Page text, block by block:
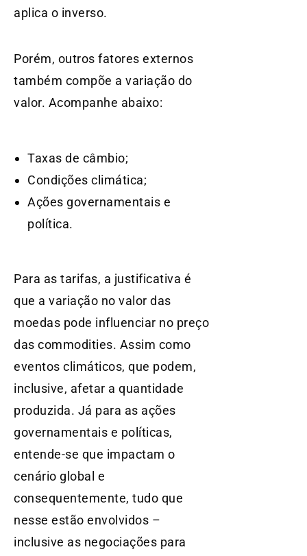
aplica o inverso.
Porém, outros fatores externos
também compõe a variação do
valor. Acompanhe abaixo:
Taxas de câmbio;
Condições climática;
Ações governamentais e
política.
Para as tarifas, a justificativa é
que a variação no valor das
moedas pode influenciar no preço
das commodities. Assim como
eventos climáticos, que podem,
inclusive, afetar a quantidade
produzida. Já para as ações
governamentais e políticas,
entende-se que impactam o
cenário global e
consequentemente, tudo que
nesse estão envolvidos –
inclusive as negociações para